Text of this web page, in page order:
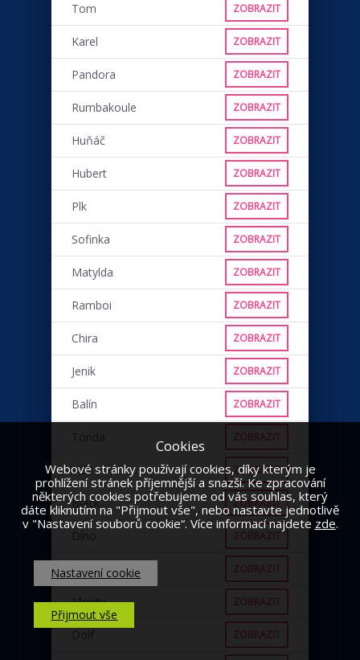
Tom ZOBRAZIT
Karel ZOBRAZIT
Pandora ZOBRAZIT
Rumbakoule ZOBRAZIT
Huňáč ZOBRAZIT
Hubert ZOBRAZIT
Plk ZOBRAZIT
Sofinka ZOBRAZIT
Matylda ZOBRAZIT
Ramboi ZOBRAZIT
Chira ZOBRAZIT
Jenik ZOBRAZIT
Balín ZOBRAZIT
Tonda ZOBRAZIT
VLK ZOBRAZIT
Black ZOBRAZIT
Dino ZOBRAZIT
Punťa ZOBRAZIT
Monty ZOBRAZIT
Dolf ZOBRAZIT
Cookies
Webové stránky používají cookies, díky kterým je
prohlížení stránek příjemnější a snazší. Ke zpracování
některých cookies potřebujeme od vás souhlas, který
dáte kliknutím na "Přijmout vše", nebo nastavte jednotlivě
v "Nastavení souborů cookie“. Více informací najdete zde.
Nastavení cookie
Přijmout vše